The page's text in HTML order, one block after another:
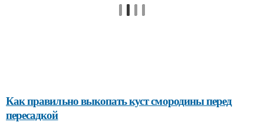
Как правильно выкопать куст смородины перед
пересадкой